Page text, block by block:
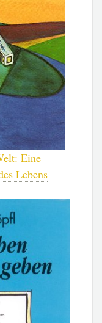
Eine
Lebens